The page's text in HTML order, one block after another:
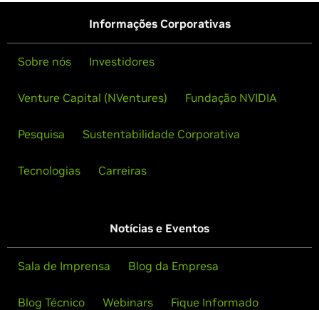
Informações Corporativas
Sobre nós Investidores
Venture Capital (NVentures) Fundação NVIDIA
Pesquisa Sustentabilidade Corporativa
Tecnologias Carreiras
Notícias e Eventos
Sala de Imprensa Blog da Empresa
Blog Técnico Webinars Fique Informado